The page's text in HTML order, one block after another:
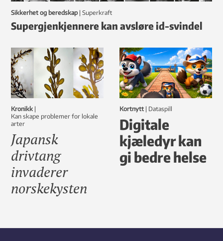
Sikkerhet og beredskap | Superkraft
Supergjenkjennere kan avsløre id-svindel
Kronikk |
Kan skape problemer for lokale
arter
Japansk
drivtang
invaderer
norskekysten
Kortnytt | dataspill
Digitale
kjæledyr kan
gi bedre helse